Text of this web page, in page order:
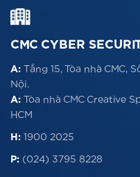
CMC CYBER
A: Tầng 15, Tòa nhà CMC,
Nội.
A: Tòa nhà CMC Creative
HCM
H: 1900 2025
P: (024) 3795 8228